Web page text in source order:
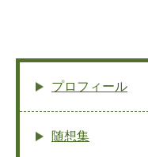
プロフィール
随想集